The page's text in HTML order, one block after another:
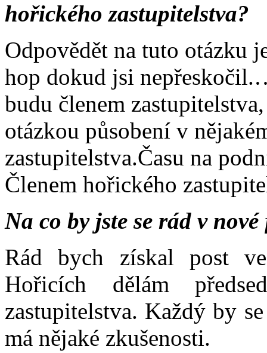
hořického zastupitelstva?
Odpovědět na tuto otázku
hop dokud jsi
budu členem
otázkou působení v
zastupitelstva.Času na
Členem hořického
Na co by jste se rád v
Rád bych získal post
Hořicích dělám
zastupitelstva. Každý by
má nějaké zkušenosti.